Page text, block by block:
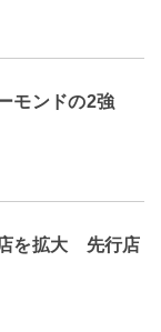
モンドの2強
店を拡大 先行店